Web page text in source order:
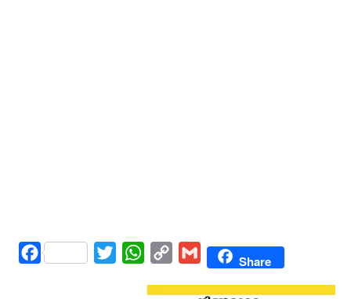
Facebook Twitter WhatsAppCopy
Gmail Share